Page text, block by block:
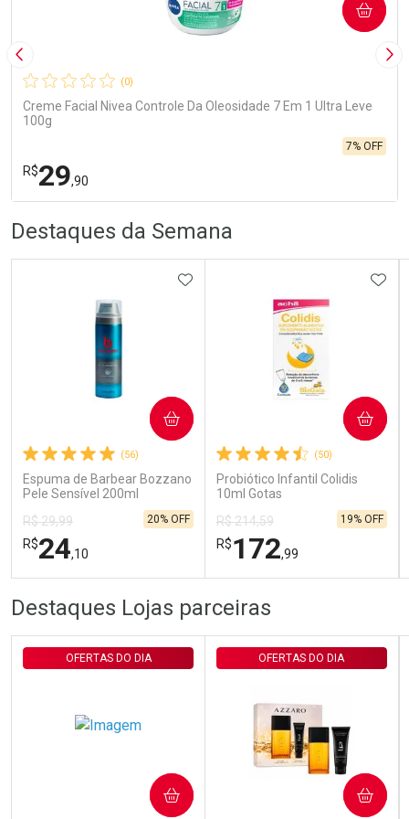
Imagem Anterior
(0)
Creme Facial Nivea Controle Da Oleosidade 7 Em 1 Ultra Leve
100g
R$29,90
7% OFF
COMPRAR
Laboratório
Comprar sem Desconto
Por R$ 29,90/cada
Por Menos
Comprar sem Desconto
Por R$ 29,90/cada
Destaques da Semana
(56)
Espuma de Barbear Bozzano
Pele Sensível 200ml
R$ 29,99
R$24,10
20% OFF
ADICIONAR AOS FAVORITOS
COMPRAR
FECHAR
Laboratório
FECHAR
Por Menos
(50)
Probiótico Infantil Colidis
10ml Gotas
R$ 214,59
R$172,99
19% OFF
COMPRAR
Por Menos
Destaques Lojas parceiras
OFERTAS DO DIA
COMPRAR
OFERTAS DO DIA
COMPRAR